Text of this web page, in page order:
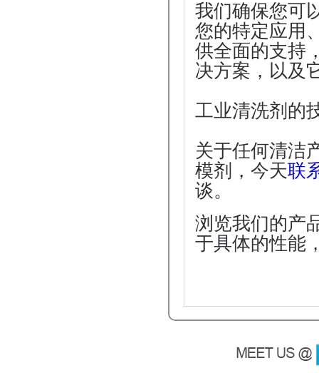
我们确保您可
您的特定应用
供全面的支持
决方案，以及
工业清洗剂的
关于任何清洁
模剂，今天联
谈。
浏览我们的产
于具体的性能